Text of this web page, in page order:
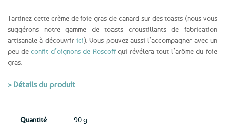
Tartinez cette crème de foie gras de canard sur des toasts (nous vous
suggérons notre gamme de toasts croustillants de fabrication
artisanale à découvrir ici). Vous pouvez aussi l’accompagner avec un
peu deconfit d’oignons de Roscoffqui révélera tout l’arôme du foie
gras.
> Détails du produit
Quantité 90 g